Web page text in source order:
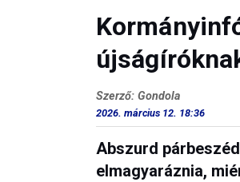
Szerző: Gondola
2026. március 12. 18:36
Abszurd
elmagyaráznia,